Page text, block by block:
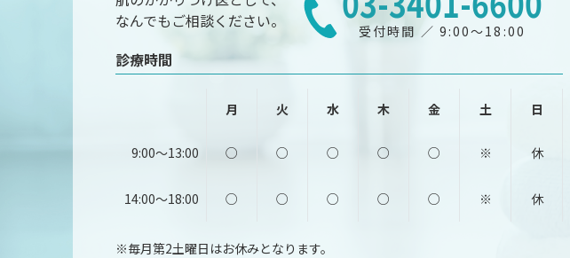
なんでもご相談ください。
受付時間 ／ 9:00～18:00
診療時間
月 火 水 木 金 土 日
9:00～13:00 ○ ○ ○ ○ ○ ※ 休
14:00～18:00 ○ ○ ○ ○ ○ ※ 休
※毎月第2土曜日はお休みとなります。